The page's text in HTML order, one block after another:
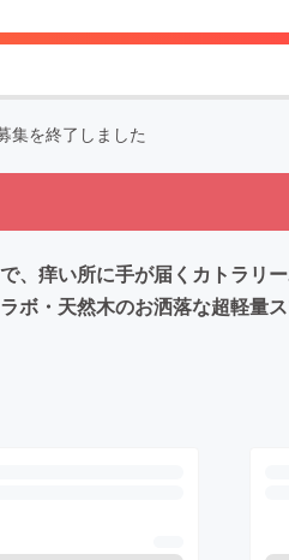
集を終了しました
、痒い所に手が届くカトラリ
・天然木のお洒落な超軽量